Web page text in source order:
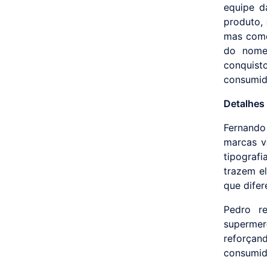
equipe
produto,
mas
do
marcas
trazem
que
Pedro